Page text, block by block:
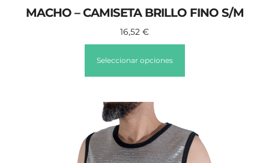
MACHO – CAMISETA BRILLO FINO S/M
16,52 €
Seleccionar opciones